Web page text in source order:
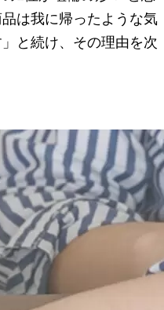
は我に帰ったような気
と続け、その理由を次